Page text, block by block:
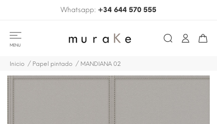
Whatsapp: +34 644 570 555
MENU
Inicio Papel pintado MANDIANA 02